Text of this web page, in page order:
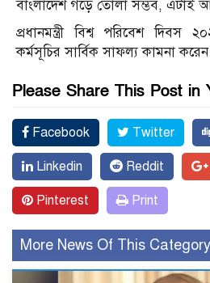
বাংলাদেশ গড়ে তোলা সম্ভব, এটাই
প্রধানমন্ত্রী বিশ্ব পরিবেশ
কর্মসূচির সার্বিক সাফল্য কামনা
Please Share This Post in
Facebook Twitter
Linkedin Reddit
Pinterest Print
More News Of This Category